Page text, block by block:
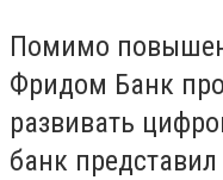
Помимо
Фридом Банк
развивать
банк